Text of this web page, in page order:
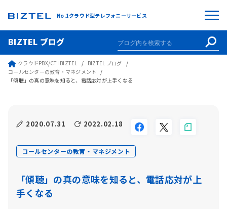
No.1クラウド型テレフォニーサービス
BIZTEL ブログ
クラウドPBX/CTI BIZTEL
BIZTEL ブログ
コールセンターの教育・マネジメント
「傾聴」の真の意味を知ると、電話応対が上手くなる
2020.07.31 2022.02.18
コールセンターの教育・マネジメント
「傾聴」の真の意味を知ると、電話応対が上
手くなる